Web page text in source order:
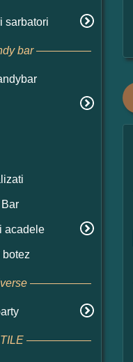
sarbatori
bar
acadele
botez